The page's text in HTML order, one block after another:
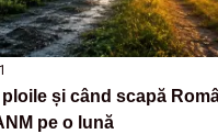
și când scapă
pe o lună